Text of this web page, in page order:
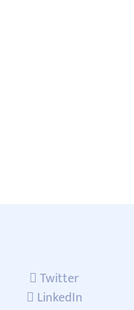
Twitter
LinkedIn